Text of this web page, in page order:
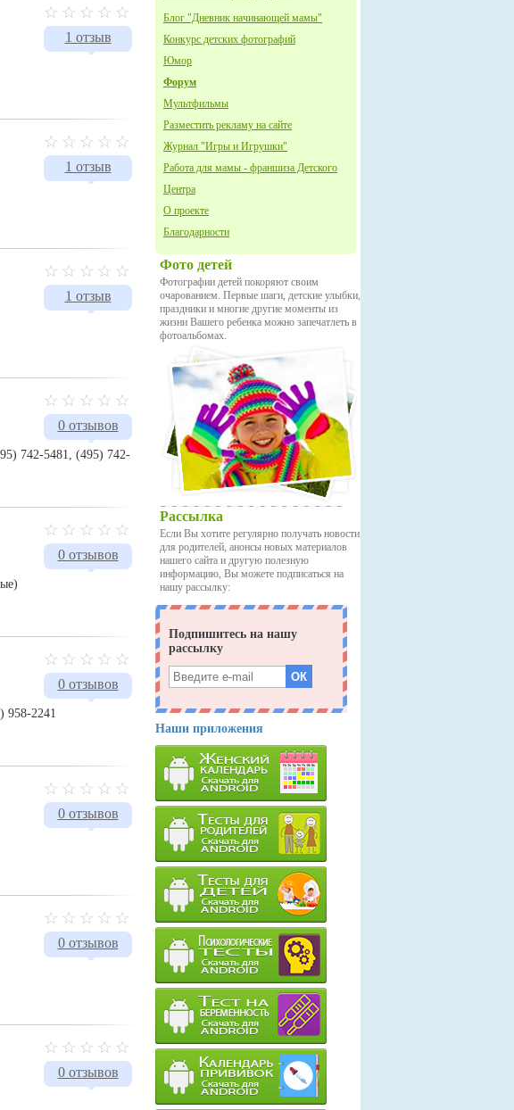
Блог "Дневник начинающей мамы"
Конкурс детских фотографий
Юмор
Форум
Мультфильмы
Разместить рекламу на сайте
Журнал "Игры и Игрушки"
Работа для мамы - франшиза Детского
Центра
О проекте
Благодарности
Фото детей
Фотографии детей покоряют своим
очарованием. Первые шаги, детские улыбки,
праздники и многие другие моменты из
жизни Вашего ребенка можно запечатлеть в
фотоальбомах.
Рассылка
Если Вы хотите регулярно получать новости
для родителей, анонсы новых материалов
нашего сайта и другую полезную
информацию, Вы можете подписаться на
нашу рассылку:
Наши приложения
1 отзыв
1 отзыв
1 отзыв
0 отзывов
742-5481, (495) 742-
0 отзывов
0 отзывов
958-2241
0 отзывов
0 отзывов
0 отзывов